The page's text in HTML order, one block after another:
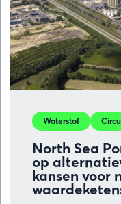
North Sea
op
kansen voor
Waterstof